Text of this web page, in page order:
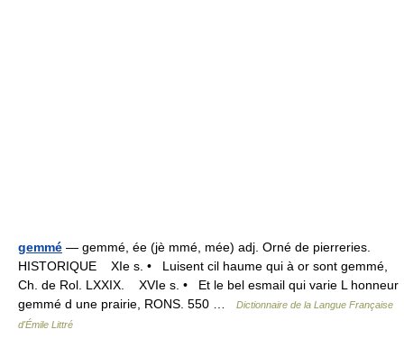
gemmé — gemmé, ée (jè mmé, mée) adj. Orné de pierreries.
HISTORIQUE XIe s. • Luisent cil haume qui à or sont gemmé,
Ch. de Rol. LXXIX. XVIe s. • Et le bel esmail qui varie L honneur
gemmé d une prairie, RONS. 550 …
Dictionnaire de la Langue Française
d'Émile Littré